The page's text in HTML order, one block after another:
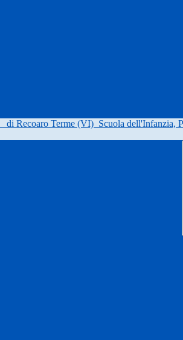
di Recoaro Terme (VI) Scuola dell'Infanzia,